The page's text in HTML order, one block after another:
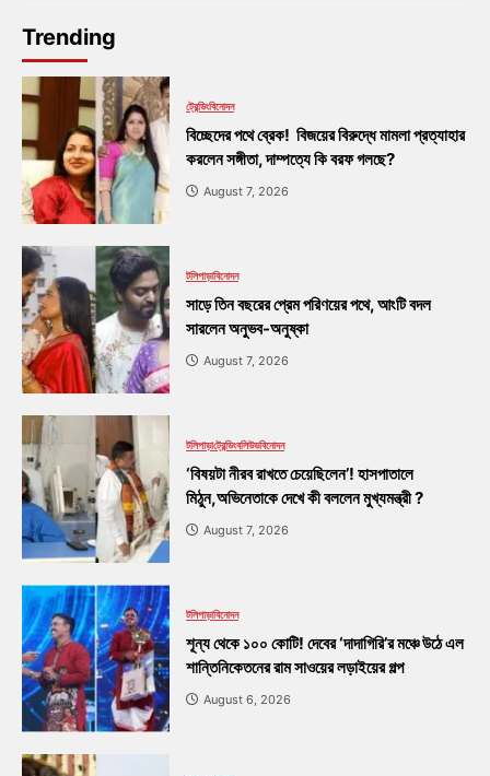
Trending
ট্রেন্ডিংবিনোদন
বিচ্ছেদের পথে ব্রেক! বিজয়ের বিরুদ্ধে মামলা প্রত্যাহার
করলেন সঙ্গীতা, দাম্পত্যে কি বরফ গলছে?
August 7, 2026
টলিপাড়াবিনোদন
সাড়ে তিন বছরের প্রেম পরিণয়ের পথে, আংটি বদল
সারলেন অনুভব-অনুষ্কা
August 7, 2026
টলিপাড়াট্রেন্ডিংবলিউডবিনোদন
‘বিষয়টা নীরব রাখতে চেয়েছিলেন’! হাসপাতালে
মিঠুন,অভিনেতাকে দেখে কী বললেন মুখ্যমন্ত্রী ?
August 7, 2026
টলিপাড়াবিনোদন
শূন্য থেকে ১০০ কোটি! দেবের ‘দাদাগিরি’র মঞ্চে উঠে এল
শান্তিনিকেতনের রাম সাওয়ের লড়াইয়ের গল্প
August 6, 2026